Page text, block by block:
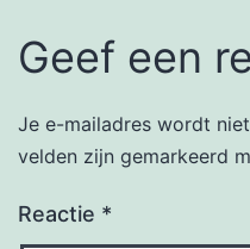
Geef een
Je e-mailadres wordt
velden zijn gemarkeerd
Reactie *